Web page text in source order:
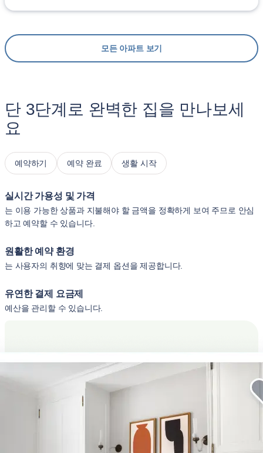
모든 아파트 보기
단 3단계로 완벽한 집을 만나보세
요
예약하기 예약 완료 생활 시작
실시간 가용성 및 가격
는 이용 가능한 상품과 지불해야 할 금액을 정확하게 보여 주므로 안심
하고 예약할 수 있습니다.
원활한 예약 환경
는 사용자의 취향에 맞는 결제 옵션을 제공합니다.
유연한 결제 요금제
예산을 관리할 수 있습니다.